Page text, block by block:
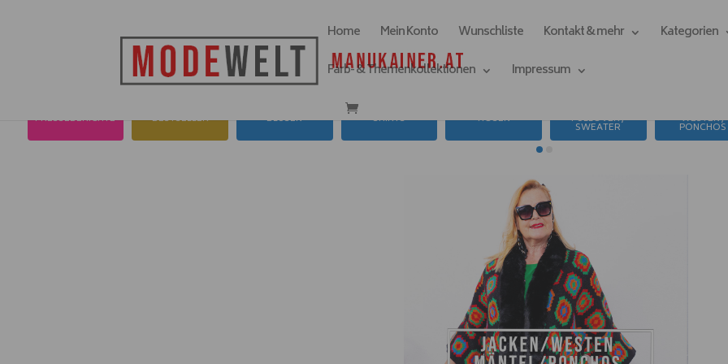
Home Mein Konto Wunschliste Kontakt & mehr Kategorien
Farb- & Themenkollektionen
Impressum
PRESSEBERICHTE BESTSELLER BLUSEN SHIRTS HOSEN PULLOVER /
SWEATER
WESTEN /
PONCHOS